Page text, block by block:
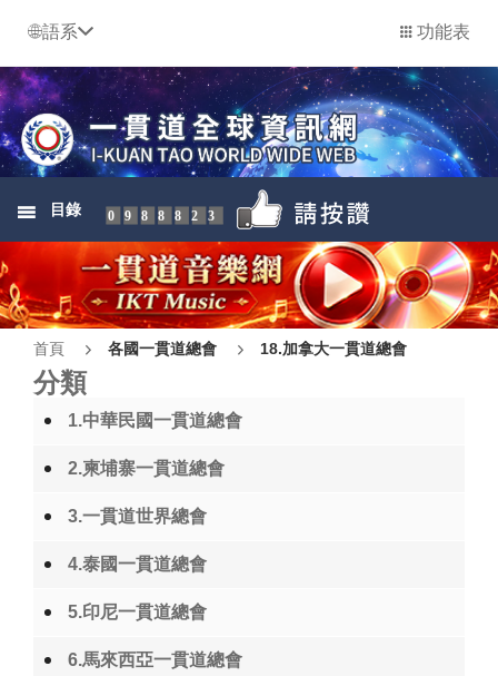
語系 功能表
目錄 0988823
首頁 各國一貫道總會 18.加拿大一貫道總會
分類
1.中華民國一貫道總會
2.柬埔寨一貫道總會
3.一貫道世界總會
4.泰國一貫道總會
5.印尼一貫道總會
6.馬來西亞一貫道總會